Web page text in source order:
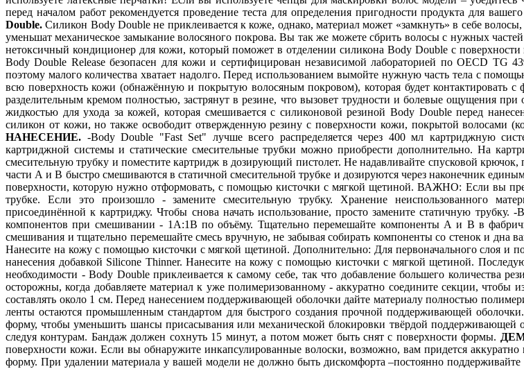
перед началом работ рекомендуется проведение теста для определения пригодности продукта для
Double. Силикон Body Double не приклеивается к коже, однако, материал может «замкнуть» в себе
уменьшат механическое замыкание волосяного покрова. Вы так же можете сбрить волосы с нужных
нетоксичный кондиционер для кожи, который поможет в отделении силикона Body Double с
Body Double Release безопасен для кожи и сертифицирован независимой лабораторией по OECD
поэтому малого количества хватает надолго. Перед использованием вымойте нужную часть тела с
всю поверхность кожи (обнажённую и покрытую волосяным покровом), которая будет контактировать
разделительным кремом полностью, застрянут в резине, что вызовет трудности и болевые ощущения
жидкостью для ухода за кожей, которая смешивается с силиконовой резиной Body Double перед
силикон от кожи, но также освободит отвержденную резину с поверхности кожи, покрытой волосами
НАНЕСЕНИЕ. -Body Double "Fast Set" лучше всего распределяется через 400 мл картриджную
картриджной системы и статические смесительные трубки можно приобрести дополнительно. На
смесительную трубку и поместите картридж в дозирующий пистолет. Не надавливайте спусковой крючок,
части А и В быстро смешиваются в статичной смесительной трубке и дозируются через наконечник
поверхности, которую нужно отформовать, с помощью кисточки с мягкой щетиной. ВАЖНО: Если вы
трубке. Если это произошло - замените смесительную трубку. Хранение неиспользованного
присоединённой к картриджу. Чтобы снова начать использование, просто замените статичную
компонентов при смешивании - 1А:1В по объёму. Тщательно перемешайте компоненты А и В в
смешивания и тщательно перемешайте смесь вручную, не забывая собирать компоненты со стенок и дна
Нанесите на кожу с помощью кисточки с мягкой щетиной. Дополнительно: Для первоначального слоя и
нанесения добавкой Silicone Thinner. Нанесите на кожу с помощью кисточки с мягкой щетиной.
необходимости - Body Double приклеивается к самому себе, так что добавление большего количества
осторожны, когда добавляете материал к уже полимеризованному - аккуратно соедините секции,
составлять около 1 см. Перед нанесением поддерживающей оболочки дайте материалу полностью
ленты остаются промышленным стандартом для быстрого создания прочной поддерживающей
форму, чтобы уменьшить шансы присасывания или механической блокировки твёрдой
следуя контурам. Бандаж должен сохнуть 15 минут, а потом может быть снят с поверхности формы.
поверхности кожи. Если вы обнаружите инкапсулированные волоски, возможно, вам придется
форму. При удалении материала у вашей модели не должно быть дискомфорта –постоянно